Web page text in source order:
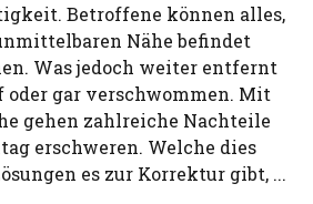
Betroffene können alles,
Nähe befindet
Was jedoch weiter entfernt
gar verschwommen. Mit
gehen zahlreiche Nachteile
erschweren. Welche dies
es zur Korrektur gibt, ...